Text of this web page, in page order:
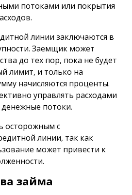
потоками или покрытия
линии заключаются в
Заемщик может
до тех пор, пока не будет
лимит, и только на
начисляются проценты.
управлять расходами
потоки.
осторожным с
линии, так как
может привести к
займа